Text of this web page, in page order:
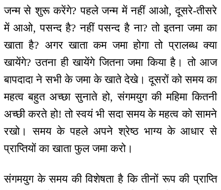
जन्म से शुरू करेंगे? पहले जन्म में नहीं आओ, दूसरे-तीसरे
में आओ, पसन्द है? नहीं पसन्द है ना? तो इतना जमा का
खाता है? अगर खाता कम जमा होगा तो प्रालब्ध क्या
खायेंगे? उतना ही खायेंगे जितना जमा किया है। तो आज
बापदादा ने सभी के जमा के खाते देखे। दूसरों को समय का
महत्व बहुत अच्छा सुनाते हो, संगमयुग की महिमा कितनी
अच्छी करते हो! तो स्वयं भी सदा समय के महत्व को सामने
रखो। समय के पहले अपने श्रेष्ठ भाग्य के आधार से
प्राप्तियों का खाता फुल जमा करो।
संगमयुग के समय की विशेषता है कि तीनों रूप की प्राप्ति